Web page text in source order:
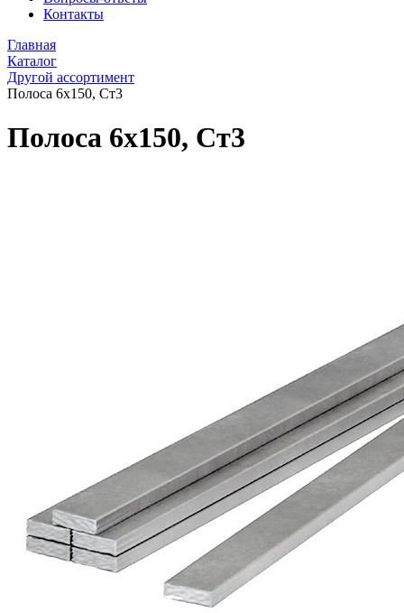
Контакты
Главная
Каталог
Другой ассортимент
Полоса 6х150, Ст3
Полоса 6х150, Ст3